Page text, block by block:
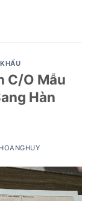
C/O Mẫu
Hàn
HOANGHUY